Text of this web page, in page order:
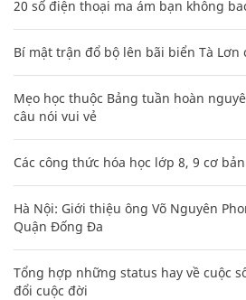
20 số điện thoại ma ám bạn không
Bí mật trận đổ bộ lên bãi biển Tà Lơn
Mẹo học thuộc Bảng tuần hoàn
câu nói vui vẻ
Các công thức hóa học lớp 8, 9 cơ
Hà Nội: Giới thiệu ông Võ Nguyên
Quận Đống Đa
Tổng hợp những status hay về cuộc
đổi cuộc đời